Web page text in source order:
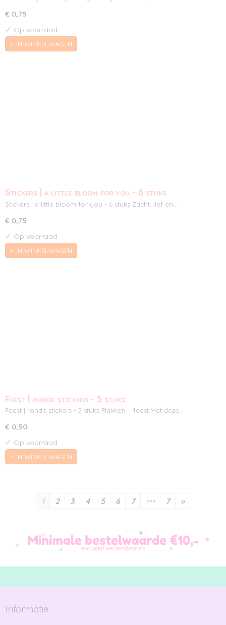
€ 0,75
✓ Op voorraad
IN WINKELWAGEN
Stickers | a little bloom for you - 6 stuks
Stickers | a little bloom for you - 6 stuks Zacht, lief en…
€ 0,75
✓ Op voorraad
IN WINKELWAGEN
Feest | ronde stickers - 5 stuks
Feest | ronde stickers - 5 stuks Plakken = feest.Met deze…
€ 0,50
✓ Op voorraad
IN WINKELWAGEN
1 2 3 4 5 6 7 ••• 7 »
Informatie